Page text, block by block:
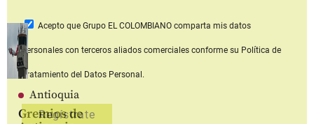
Antioquia
Gremios de
Acepto que Grupo EL COLOMBIANOcomparta mis datos
personales con terceros aliados comerciales conforme su Política de
Tratamiento del Datos Personal.